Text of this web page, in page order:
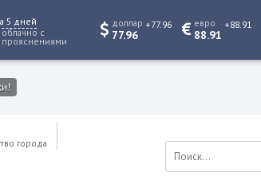
5 дней
облачно с
прояснениями
доллар
77.96
+77.96 евро
88.91
+88.91
города